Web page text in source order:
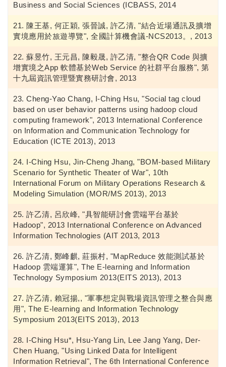
Business and Social Sciences (ICBASS, 2014
陳王基, 何正穎, 張晉誠, 許乙清, "結合近場通訊及擴增
實境應用於旅遊導覽", 全國計算機會議-NCS2013。, 2013
蘇昱竹, 王元昌, 陳毅晟, 許乙清, "整合QR Code 與擴
增實境之App 軟體基於Web Service 的社群平台服務", 第
十九屆資訊管理暨實務研討會, 2013
Cheng-Yao Chang, I-Ching Hsu, "Social tag cloud
based on user behavior patterns using hadoop cloud
computing framework", 2013 International Conference
on Information and Communication Technology for
Education (ICTE 2013), 2013
I-Ching Hsu, Jin-Cheng Jhang, "BOM-based Military
Scenario for Synthetic Theater of War", 10th
International Forum on Military Operations Research &
Modeling Simulation (MOR/MS 2013), 2013
許乙清, 呂欣峰, "具智能研討會雲端平台基於
Hadoop", 2013 International Conference on Advanced
Information Technologies (AIT 2013, 2013
許乙清, 鄭峰麒, 莊振村, "MapReduce 效能測試基於
Hadoop 雲端運算", The E-learning and Information
Technology Symposium 2013(EITS 2013), 2013
許乙清, 賴冠揚,, "軍事想定與戰場資訊管理之整合與應
用", The E-learning and Information Technology
Symposium 2013(EITS 2013), 2013
I-Ching Hsu*, Hsu-Yang Lin, Lee Jang Yang, Der-
Chen Huang, "Using Linked Data for Intelligent
Information Retrieval", The 6th International Conference